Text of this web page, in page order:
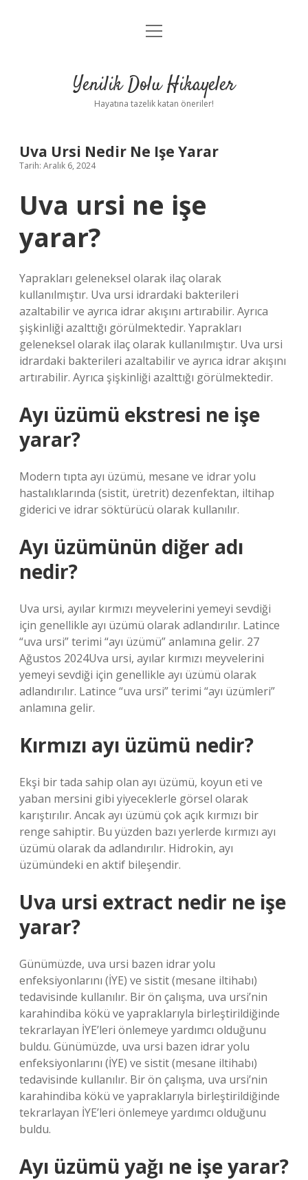
Anasayfa
Yasal Uyarı
menüyü
Yenilik Dolu Hikayeler
Hayatına tazelik katan öneriler!
Uva Ursi Nedir Ne Işe Yarar
Tarih: Aralık 6, 2024
Uva ursi ne işe
yarar?
Yaprakları geleneksel olarak ilaç olarak
kullanılmıştır. Uva ursi idrardaki bakterileri
azaltabilir ve ayrıca idrar akışını artırabilir. Ayrıca
şişkinliği azalttığı görülmektedir. Yaprakları
geleneksel olarak ilaç olarak kullanılmıştır. Uva ursi
idrardaki bakterileri azaltabilir ve ayrıca idrar akışını
artırabilir. Ayrıca şişkinliği azalttığı görülmektedir.
Ayı üzümü ekstresi ne işe
yarar?
Modern tıpta ayı üzümü, mesane ve idrar yolu
hastalıklarında (sistit, üretrit) dezenfektan, iltihap
giderici ve idrar söktürücü olarak kullanılır.
Ayı üzümünün diğer adı
nedir?
Uva ursi, ayılar kırmızı meyvelerini yemeyi sevdiği
için genellikle ayı üzümü olarak adlandırılır. Latince
“uva ursi” terimi “ayı üzümü” anlamına gelir. 27
Ağustos 2024Uva ursi, ayılar kırmızı meyvelerini
yemeyi sevdiği için genellikle ayı üzümü olarak
adlandırılır. Latince “uva ursi” terimi “ayı üzümleri”
anlamına gelir.
Kırmızı ayı üzümü nedir?
Ekşi bir tada sahip olan ayı üzümü, koyun eti ve
yaban mersini gibi yiyeceklerle görsel olarak
karıştırılır. Ancak ayı üzümü çok açık kırmızı bir
renge sahiptir. Bu yüzden bazı yerlerde kırmızı ayı
üzümü olarak da adlandırılır. Hidrokin, ayı
üzümündeki en aktif bileşendir.
Uva ursi extract nedir ne işe
yarar?
Günümüzde, uva ursi bazen idrar yolu
enfeksiyonlarını (İYE) ve sistit (mesane iltihabı)
tedavisinde kullanılır. Bir ön çalışma, uva ursi’nin
karahindiba kökü ve yapraklarıyla birleştirildiğinde
tekrarlayan İYE’leri önlemeye yardımcı olduğunu
buldu. Günümüzde, uva ursi bazen idrar yolu
enfeksiyonlarını (İYE) ve sistit (mesane iltihabı)
tedavisinde kullanılır. Bir ön çalışma, uva ursi’nin
karahindiba kökü ve yapraklarıyla birleştirildiğinde
tekrarlayan İYE’leri önlemeye yardımcı olduğunu
buldu.
Ayı üzümü yağı ne işe yarar?